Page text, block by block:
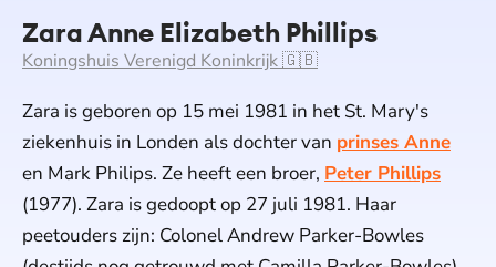
Zara Anne Elizabeth Phillips
Koningshuis Verenigd Koninkrijk 🇬🇧
Zara is geboren op 15 mei 1981 in het St. Mary's
ziekenhuis in Londen als dochter van prinses Anne
en Mark Philips. Ze heeft een broer, Peter Phillips
(1977). Zara is gedoopt op 27 juli 1981. Haar
peetouders zijn: Colonel Andrew Parker-Bowles